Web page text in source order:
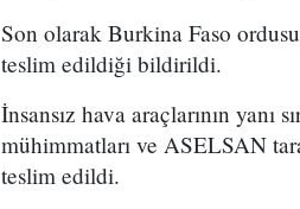
Son olarak Burkina Faso
teslim edildiği bildirildi.
İnsansız hava araçlarının
mühimmatları ve ASELSAN
teslim edildi.